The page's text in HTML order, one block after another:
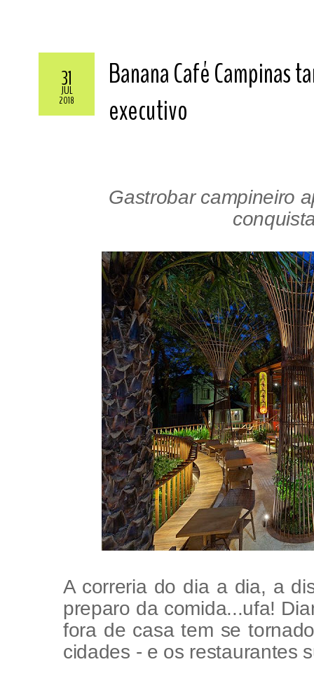
31
JUL
2018
Banana Café Campinas
executivo
Gastrobar campineiro
A correria do dia a dia, a
preparo da comida...ufa!
fora de casa tem se
cidades - e os restaurantes